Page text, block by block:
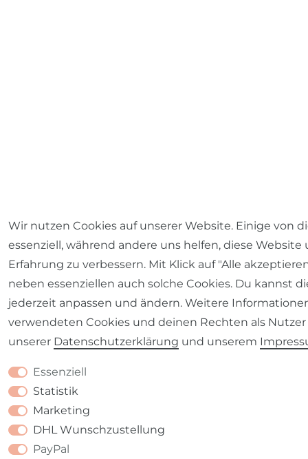
Wir nutzen Cookies auf unserer Website. Einige von
essenziell, während andere uns helfen, diese Website
Erfahrung zu verbessern. Mit Klick auf "Alle
neben essenziellen auch solche Cookies. Du kannst
jederzeit anpassen und ändern. Weitere
verwendeten Cookies und deinen Rechten als
unserer Daten­schutz­erklärung und unserem
Essenziell
Statistik
Marketing
DHL Wunschzustellung
PayPal